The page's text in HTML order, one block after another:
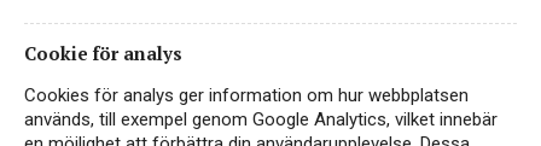
Instagram
Facebook
Cookie för analys
Cookies för analys ger information om hur webbplatsen
används, till exempel genom Google Analytics, vilket innebär